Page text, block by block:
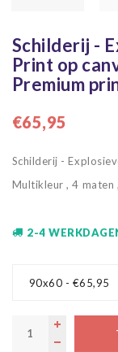
Schilderij -
Print op
Premium
€65,95
Schilderij -
Multikleur , 4 maten
2-4
90x60 - €65,95